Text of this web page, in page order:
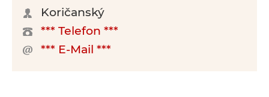
Koričanský
*** Telefon ***
*** E-Mail ***